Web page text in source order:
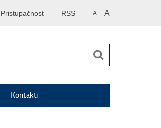
A A
RSS
Pristupačnost
Kontakti